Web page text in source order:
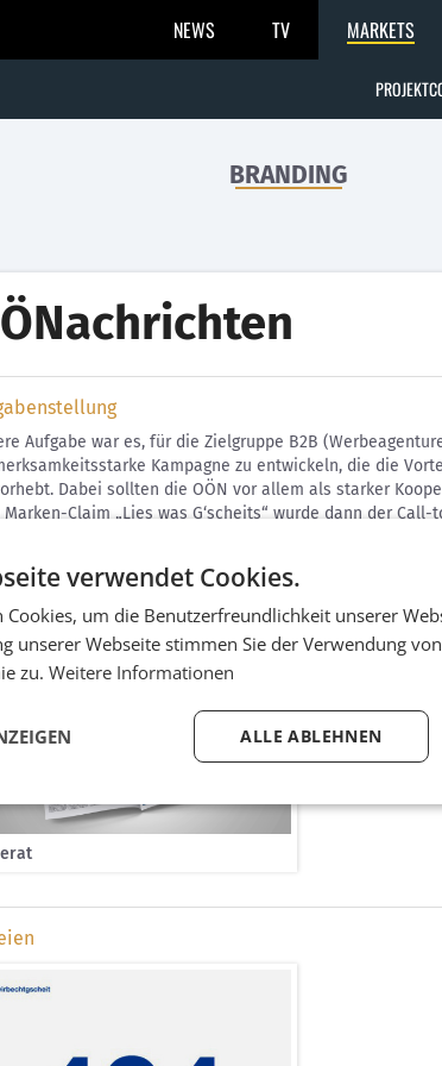
NEWS TV MARKETS
BRANDING
Aufgabe war es, für die Zielgruppe B2B
Kampagne zu entwickeln, die die
Dabei sollten die OÖN vor allem als starker
Claim „Lies was G‘scheits“ wurde dann der
Echtzeit, Aufmerksamkeit) wurden passend
verwendet Cookies.
Cookies, um die Benutzerfreundlichkeit unserer
unserer Webseite stimmen Sie der Verwendung
zu. Weitere Informationen
ALLE ABLEHNEN